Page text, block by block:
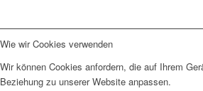
Wie wir Cookies verwenden
Wir können Cookies anfordern, die auf Ihrem
Beziehung zu unserer Website anpassen.